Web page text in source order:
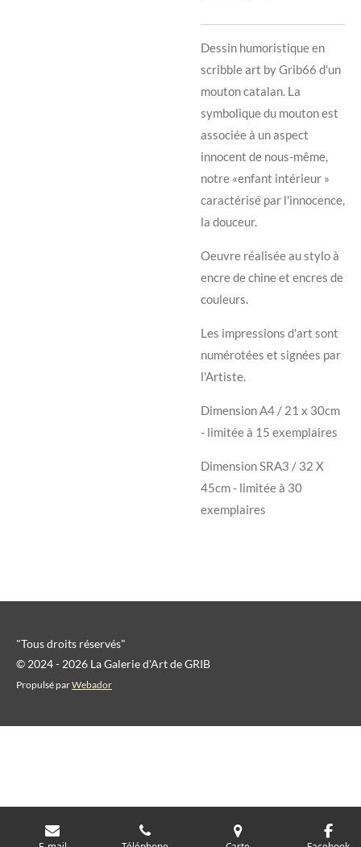
Dessin humoristique en
scribble art by Grib66 d'un
mouton catalan. La
symbolique du mouton est
associée à un aspect
innocent de nous-même,
notre «enfant intérieur »
caractérisé par l'innocence,
la douceur.
Oeuvre réalisée au stylo à
encre de chine et encres de
couleurs.
Les impressions d'art sont
numérotées et signées par
l'Artiste.
Dimension A4 / 21 x 30cm
- limitée à 15 exemplaires
Dimension SRA3 / 32 X
45cm - limitée à 30
exemplaires
"Tous droits réservés"
© 2024 - 2026 La Galerie d'Art de GRIB
Propulsé parWebador